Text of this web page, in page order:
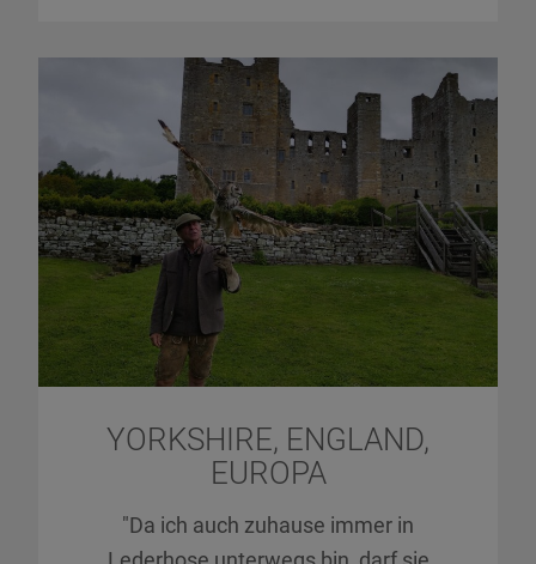
YORKSHIRE, ENGLAND,
EUROPA
"Da ich auch zuhause immer in